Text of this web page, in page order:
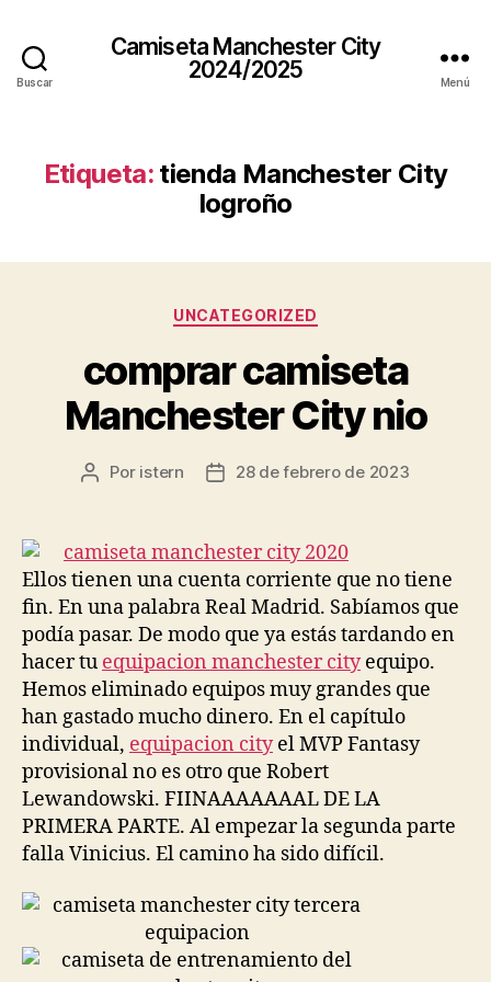
Buscar
Camiseta Manchester City
2024/2025
Menú
Etiqueta: tienda Manchester City
logroño
Categorías
UNCATEGORIZED
comprar camiseta
Manchester City nio
Autor
entrada
Por istern
Fecha
entrada
28 de febrero de 2023
Ellos tienen una cuenta corriente que no tiene
fin. En una palabra Real Madrid. Sabíamos que
podía pasar. De modo que ya estás tardando en
hacer tu equipacion manchester cityequipo.
Hemos eliminado equipos muy grandes que
han gastado mucho dinero. En el capítulo
individual, equipacion cityel MVP Fantasy
provisional no es otro que Robert
Lewandowski. FIINAAAAAAAL DE LA
PRIMERA PARTE. Al empezar la segunda parte
falla Vinicius. El camino ha sido difícil.